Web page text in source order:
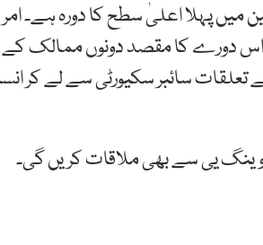
میں پہلا اعلیٰ سطح کا دورہ ہے۔
دورےکا مقصد دونوں ممالک کے
سائبر سکیورٹی سے لے کر
وینگ یی سے بھی ملاقات کریں گی۔